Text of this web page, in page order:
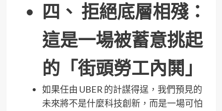
四、 拒絕底層相殘：
這是一場被蓄意挑起
的「街頭勞工內鬨」
如果任由 UBER 的計謀得逞，我們預見的
未來將不是什麼科技創新，而是一場可怕